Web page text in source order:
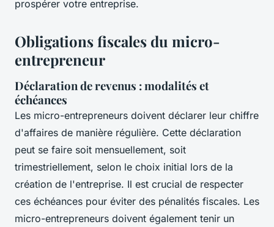
prospérer votre entreprise.
Obligations fiscales du micro-
entrepreneur
Déclaration de revenus : modalités et
échéances
Les micro-entrepreneurs doivent déclarer leur chiffre
d'affaires de manière régulière. Cette déclaration
peut se faire soit mensuellement, soit
trimestriellement, selon le choix initial lors de la
création de l'entreprise. Il est crucial de respecter
ces échéances pour éviter des pénalités fiscales. Les
micro-entrepreneurs doivent également tenir un